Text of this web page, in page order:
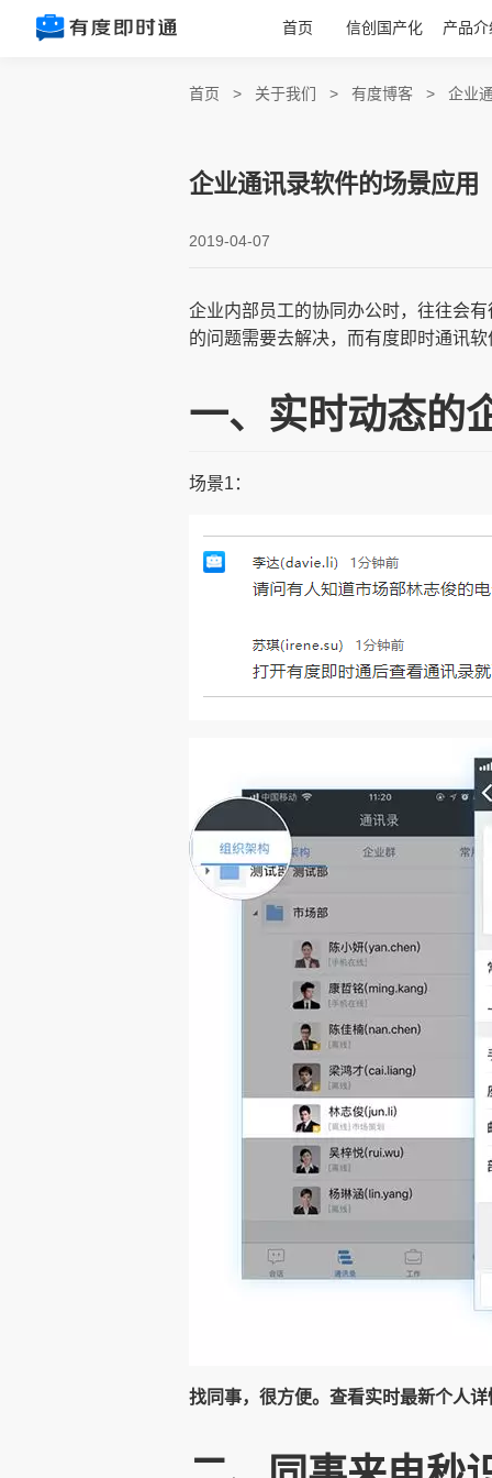
首页 信创国产化 产品介
首页 > 关于我们 > 有度博客 > 企业
企业通讯录软件的场景应用
2019-04-07
企业内部员工的协同办公时，往往会
的问题需要去解决，而有度即时通讯软
一、实时动态的
场景1：
找同事，很方便。查看实时最新个人